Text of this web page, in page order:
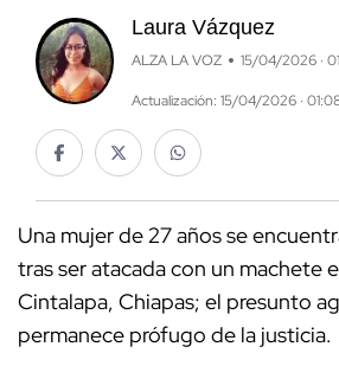
Laura Vázquez
ALZA LA VOZ 15/04/2026 ·
Actualización: 15/04/2026 ·
Una mujer de 27 años se
tras ser atacada con un machete
Cintalapa, Chiapas; el presunto
permanece prófugo de la justicia.